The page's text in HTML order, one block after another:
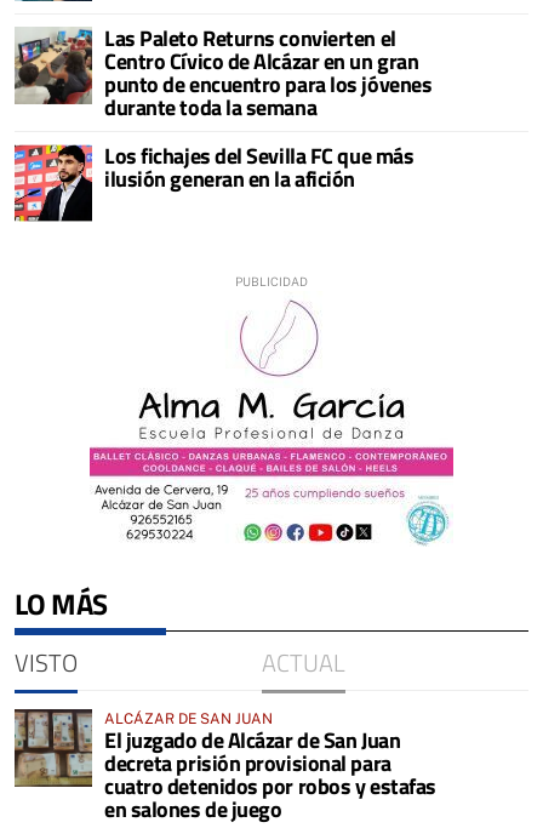
Las Paleto Returns convierten el
Centro Cívico de Alcázar en un gran
punto de encuentro para los jóvenes
durante toda la semana
Los fichajes del Sevilla FC que más
ilusión generan en la afición
LO MÁS
VISTO ACTUAL
ALCÁZAR DE SAN JUAN
El juzgado de Alcázar de San Juan
decreta prisión provisional para
cuatro detenidos por robos y estafas
en salones de juego